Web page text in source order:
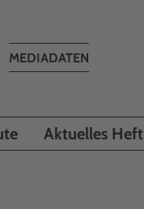
MEDIADATEN
Aktuelles Heft